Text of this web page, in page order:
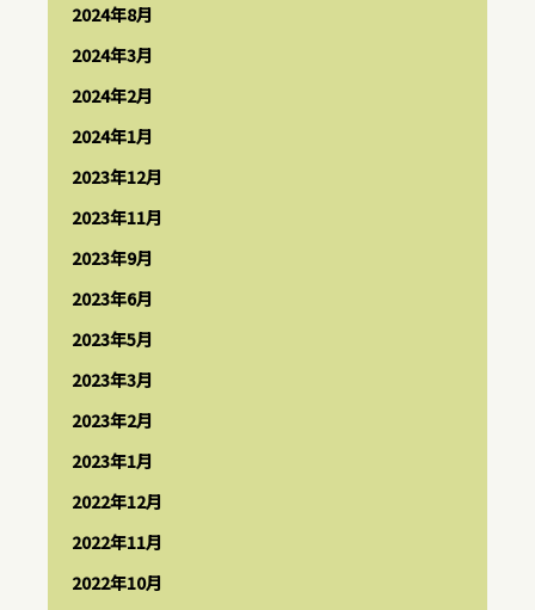
2024年8月
2024年3月
2024年2月
2024年1月
2023年12月
2023年11月
2023年9月
2023年6月
2023年5月
2023年3月
2023年2月
2023年1月
2022年12月
2022年11月
2022年10月